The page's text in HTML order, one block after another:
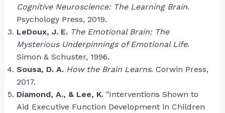
Cognitive Neuroscience: The Learning Brain.
Psychology Press, 2019.
LeDoux, J. E. The Emotional Brain: The
Mysterious Underpinnings of Emotional Life.
Simon & Schuster, 1996.
Sousa, D. A. How the Brain Learns. Corwin Press,
2017.
Diamond, A., & Lee, K."Interventions Shown to
Aid Executive Function Development in Children